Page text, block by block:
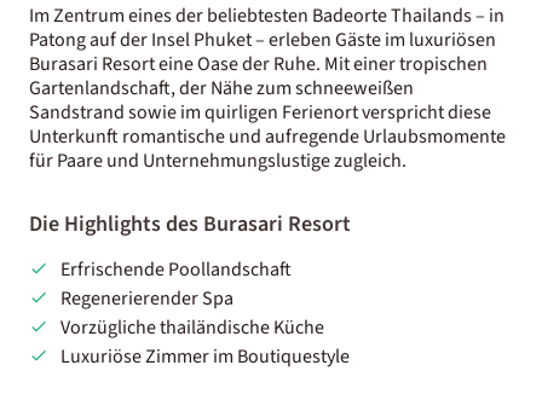
Im Zentrum eines der beliebtesten Badeorte Thailands – in
Patong auf der Insel Phuket – erleben Gäste im luxuriösen
Burasari Resort eine Oase der Ruhe. Mit einer tropischen
Gartenlandschaft, der Nähe zum schneeweißen
Sandstrand sowie im quirligen Ferienort verspricht diese
Unterkunft romantische und aufregende Urlaubsmomente
für Paare und Unternehmungslustige zugleich.
Die Highlights des Burasari Resort
Erfrischende Poollandschaft
Regenerierender Spa
Vorzügliche thailändische Küche
Luxuriöse Zimmer im Boutiquestyle